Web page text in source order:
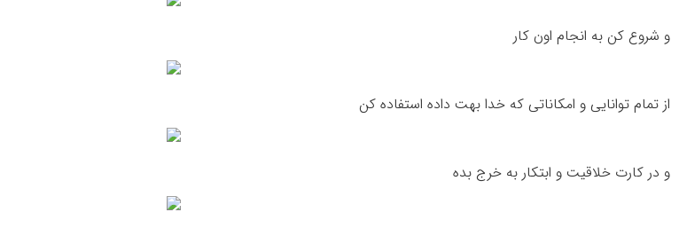
و شروع کن به انجام اون کار
از تمام توانایی و امکاناتی که خدا بهت داده استفاده کن
و در کارت خلاقیت و ابتکار به خرج بده